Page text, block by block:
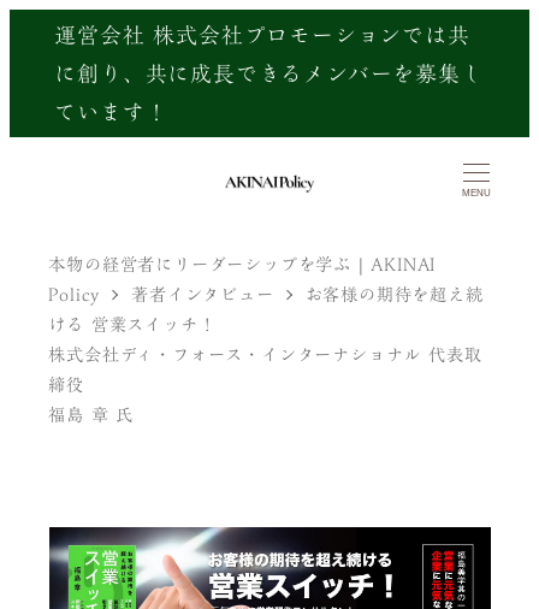
コ
運営会社 株式会社プロモーションでは共
に創り、共に成長できるメンバーを募集し
ています！
MENU
本物の経営者にリーダーシップを学ぶ | AKINAI
Policy
著者インタビュー
お客様の期待を超え続
ける 営業スイッチ！
株式会社ディ・フォース・インターナショナル 代表取
締役
福島 章 氏